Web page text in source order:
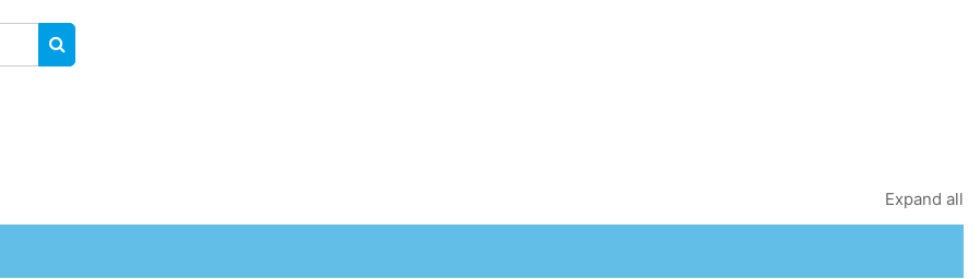
SEARCH COURSES
Expand all